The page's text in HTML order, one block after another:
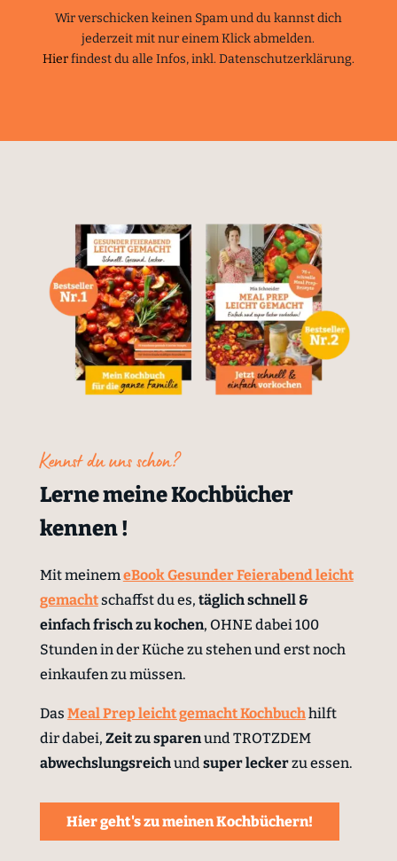
Wir verschicken keinen Spam und du kannst dich
jederzeit mit nur einem Klick abmelden.
Hierfindest du alle Infos, inkl. Datenschutzerklärung.
Kennst du uns schon?
Lerne meine Kochbücher
kennen !
Mit meinemeBook Gesunder Feierabend leicht
gemachtschaffst du es, täglich schnell &
einfachfrisch zu kochen, OHNE dabei 100
Stunden in der Küche zu stehen und erst noch
einkaufen zu müssen.
Das Meal Prep leicht gemacht Kochbuchhilft
dir dabei, Zeit zu sparenund TROTZDEM
abwechslungsreichundsuper leckerzu essen.
Hier geht's zu meinen Kochbüchern!